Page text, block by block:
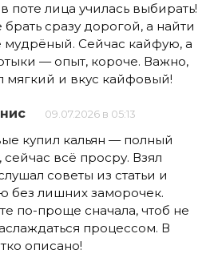
поте лица училась выбирать!
сразу дорогой, а найти
мудрёный. Сейчас кайфую, а
— опыт, короче. Важно,
мягкий и вкус кайфовый!
09.07.2026 в 05:13
купил кальян — полный
сейчас всё просру. Взял
советы из статьи и
без лишних заморочек.
по-проще сначала, чтоб не
процессом. В
описано!